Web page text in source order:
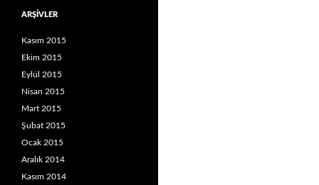
ARŞIVLER
Kasım 2015
Ekim 2015
Eylül 2015
Nisan 2015
Mart 2015
Şubat 2015
Ocak 2015
Aralık 2014
Kasım 2014